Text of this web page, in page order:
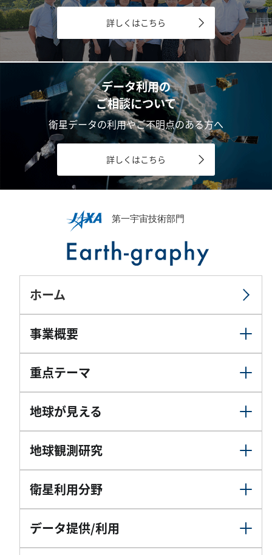
詳しくはこちら
データ利用の
ご相談について
衛星データの利用やご不明点のある方へ
詳しくはこちら
ホーム
事業概要
重点テーマ
地球が見える
地球観測研究
衛星利用分野
データ提供/利用